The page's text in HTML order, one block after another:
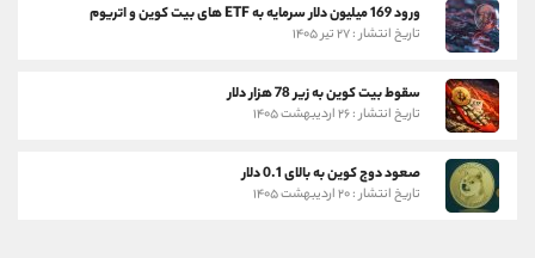
ورود 169 میلیون دلار سرمایه به ETF های بیت کوین و اتریوم
تاریخ انتشار : ۲۷ تیر ۱۴۰۵
سقوط بیت کوین به زیر 78 هزار دلار
تاریخ انتشار : ۲۶ اردیبهشت ۱۴۰۵
صعود دوج کوین به بالای 0.1 دلار
تاریخ انتشار : ۲۰ اردیبهشت ۱۴۰۵